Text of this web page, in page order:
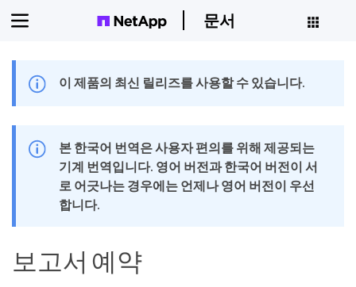
문서
이 제품의 최신 릴리즈를 사용할 수 있습니다.
본 한국어 번역은 사용자 편의를 위해 제공되는
기계 번역입니다. 영어 버전과 한국어 버전이 서
로 어긋나는 경우에는 언제나 영어 버전이 우선
합니다.
보고서 예약